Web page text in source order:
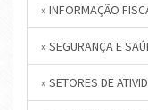
» INFORMAÇÃO
» SEGURANÇA E
» SETORES DE